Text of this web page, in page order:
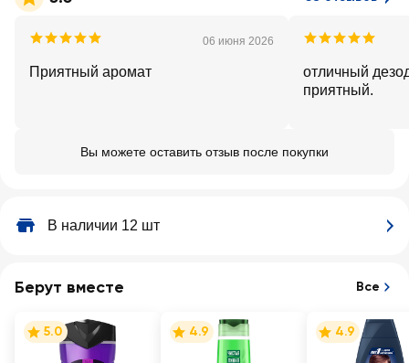
06 июня 2026
Приятный аромат
отличный
приятный.
Вы можете оставить отзыв после покупки
В наличии 12 шт
Берут вместе Все
5.0 4.9 4.9